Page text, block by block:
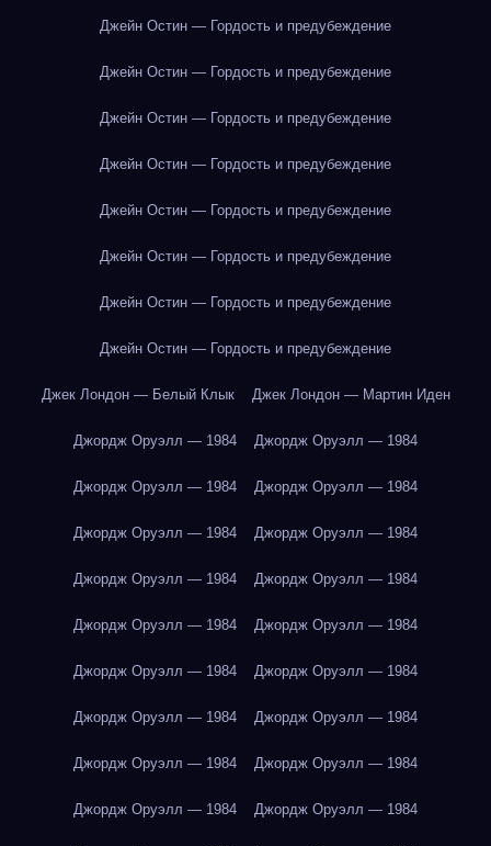
Джейн Остин — Гордость и предубеждение
Джейн Остин — Гордость и предубеждение
Джейн Остин — Гордость и предубеждение
Джейн Остин — Гордость и предубеждение
Джейн Остин — Гордость и предубеждение
Джейн Остин — Гордость и предубеждение
Джейн Остин — Гордость и предубеждение
Джейн Остин — Гордость и предубеждение
Джек Лондон — Белый Клык Джек Лондон — Мартин Иден
Джордж Оруэлл — 1984 Джордж Оруэлл — 1984
Джордж Оруэлл — 1984 Джордж Оруэлл — 1984
Джордж Оруэлл — 1984 Джордж Оруэлл — 1984
Джордж Оруэлл — 1984 Джордж Оруэлл — 1984
Джордж Оруэлл — 1984 Джордж Оруэлл — 1984
Джордж Оруэлл — 1984 Джордж Оруэлл — 1984
Джордж Оруэлл — 1984 Джордж Оруэлл — 1984
Джордж Оруэлл — 1984 Джордж Оруэлл — 1984
Джордж Оруэлл — 1984 Джордж Оруэлл — 1984